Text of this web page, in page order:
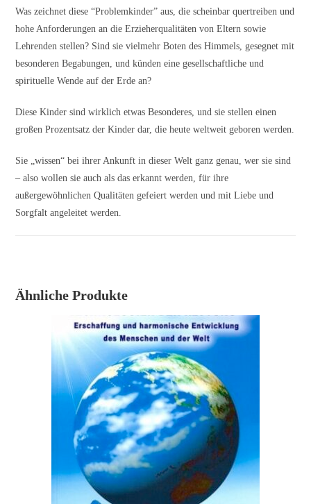
Was zeichnet diese “Problemkinder” aus, die scheinbar quertreiben und
hohe Anforderungen an die Erzieherqualitäten von Eltern sowie
Lehrenden stellen? Sind sie vielmehr Boten des Himmels, gesegnet mit
besonderen Begabungen, und künden eine gesellschaftliche und
spirituelle Wende auf der Erde an?
Diese Kinder sind wirklich etwas Besonderes, und sie stellen einen
großen Prozentsatz der Kinder dar, die heute weltweit geboren werden.
Sie „wissen“ bei ihrer Ankunft in dieser Welt ganz genau, wer sie sind
– also wollen sie auch als das erkannt werden, für ihre
außergewöhnlichen Qualitäten gefeiert werden und mit Liebe und
Sorgfalt angeleitet werden.
Ähnliche Produkte